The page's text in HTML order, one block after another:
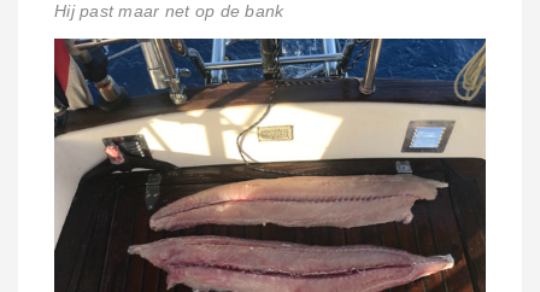
Hij past maar net op de bank